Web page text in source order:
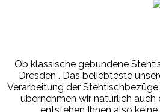
Ob klassische gebundene
Dresden . Das beliebteste
Verarbeitung der
übernehmen wir natürlich auch